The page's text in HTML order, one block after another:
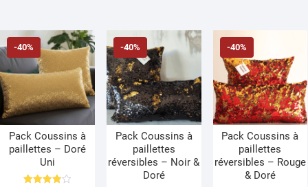
-40%
Pack Coussins à
paillettes – Doré
Uni
-40%
Pack Coussins à
paillettes
réversibles – Noir &
Doré
-40%
Pack Coussins à
paillettes
réversibles – Rouge
& Doré